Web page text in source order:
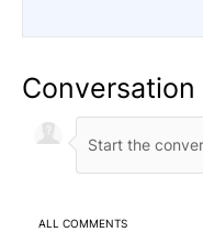
Conversation
ALL COMMENTS